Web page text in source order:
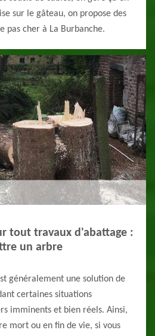
sur le gâteau, on propose des
pas cher à La Burbanche.
tout travaux d'abattage :
un arbre
généralement une solution de
certaines situations
imminents et bien réels. Ainsi,
mort ou en fin de vie, si vous